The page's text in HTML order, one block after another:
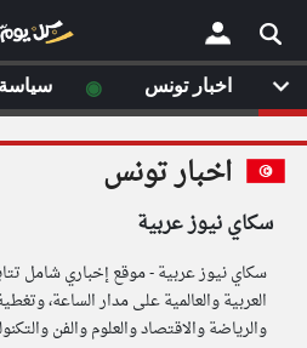
أخر
×اخبار تونس
سكاي نيوز عربية
سكاي نيوز عربية - موقع إخباري شامل
العربية والعالمية على مدار الساعة،
والرياضة والاقتصاد والعلوم والفن
اخبار تونس ◉ سياسة